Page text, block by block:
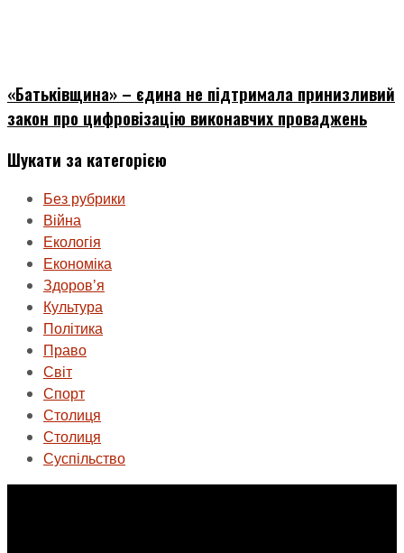
«Батьківщина» – єдина не підтримала принизливий
закон про цифровізацію виконавчих проваджень
Шукати за категорією
Без рубрики
Війна
Екологія
Економіка
Здоровʼя
Культура
Політика
Право
Світ
Спорт
Столиця
Столиця
Суспільство